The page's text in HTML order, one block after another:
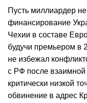
Пусть миллиардер
финансирование
Чехии в составе
будучи премьером в
не избежал
с РФ после
критически низкой
обвинение в адрес